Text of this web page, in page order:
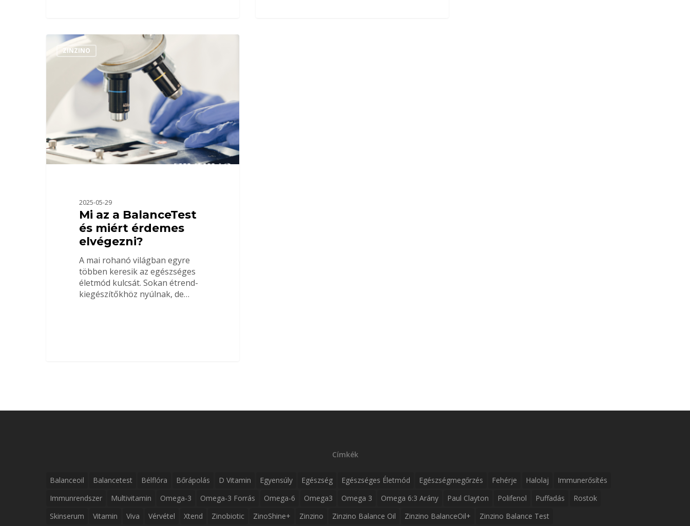
ZINZINO
2025-05-29
Mi az a BalanceTest
és miért érdemes
elvégezni?
A mai rohanó világban egyre
többen keresik az egészséges
életmód kulcsát. Sokan étrend-
kiegészítőkhöz nyúlnak, de…
Címkék
Balanceoil Balancetest Bélflóra Bőrápolás D Vitamin Egyensúly Egészség Egészséges Életmód Egészségmegőrzés Fehérje Halolaj
Immunerősítés
Immunrendszer
Multivitamin Omega-3 Omega-3 Forrás Omega-6 Omega3 Omega 3 Omega 6:3 Arány Paul Clayton Polifenol Puffadás
Rostok
Skinserum
Vitamin Viva Vérvétel Xtend Zinobiotic ZinoShine+ Zinzino Zinzino Balance Oil Zinzino BalanceOil+ Zinzino Balance Test